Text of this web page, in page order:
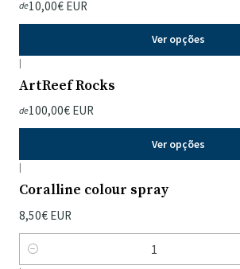
de10,00€ EUR
Ver opções
|
ArtReef Rocks
de100,00€ EUR
Ver opções
|
Coralline colour spray
8,50€ EUR
Quantidade